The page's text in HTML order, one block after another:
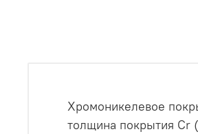
Хромоникелевое
толщина покрытия Cr